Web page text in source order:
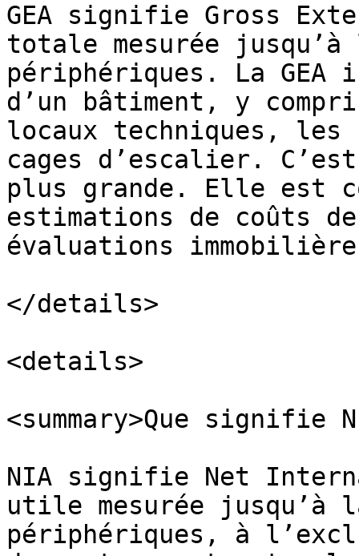
GEA signifie Gross
totale mesurée
périphériques. La
d’un bâtiment, y
locaux techniques, les
cages d’escalier.
plus grande. Elle est
estimations de coûts
évaluations
</details>
<details>
<summary>Que signifie
NIA signifie Net
utile mesurée jusqu’à
périphériques, à